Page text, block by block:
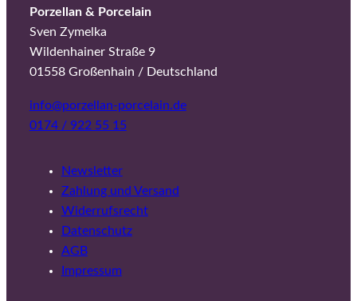
Porzellan & Porcelain
Sven Zymelka
Wildenhainer Straße 9
01558 Großenhain / Deutschland
info@porzellan-porcelain.de
0174 / 922 55 15
Newsletter
Zahlung und Versand
Widerrufsrecht
Datenschutz
AGB
Impressum